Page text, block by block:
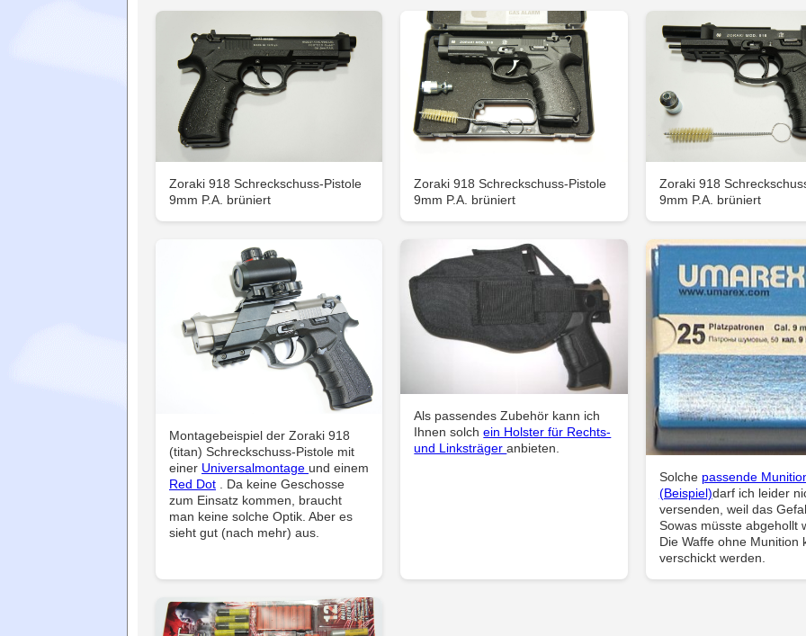
Zoraki 918 Schreckschuss-Pistole
9mm P.A. brüniert
Zoraki 918 Schreckschuss-Pistole
9mm P.A. brüniert
Zoraki 918
9mm P.A. brüniert
Montagebeispiel der Zoraki 918
(titan) Schreckschuss-Pistole mit
einer Universalmontage und einem
Red Dot . Da keine Geschosse
zum Einsatz kommen, braucht
man keine solche Optik. Aber es
sieht gut (nach mehr) aus.
Als passendes Zubehör kann ich
Ihnen solchein Holster für Rechts-
und Linksträgeranbieten.
Solche passende
(Beispiel)darf ich leider
versenden, weil das
Sowas müsste abgehollt
Die Waffe ohne Munition
verschickt werden.